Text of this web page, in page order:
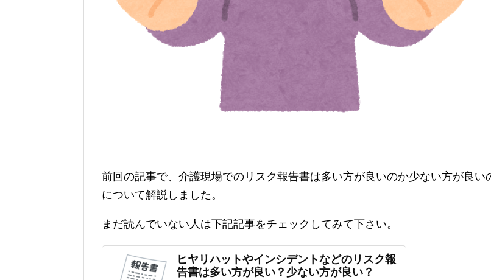
前回の記事で、介護現場でのリスク報告書は多い方が良いのか少ない方が良い
について解説しました。
まだ読んでいない人は下記記事をチェックしてみて下さい。
ヒヤリハットやインシデントなどのリスク報
告書は多い方が良い？少ない方が良い？